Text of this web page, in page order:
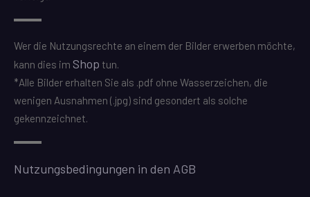
Wer die Nutzungsrechte an einem der Bilder erwerben möchte,
kann dies im Shop tun.
*Alle Bilder erhalten Sie als .pdf ohne Wasserzeichen, die
wenigen Ausnahmen (.jpg) sind gesondert als solche
gekennzeichnet.
Nutzungsbedingungen in den AGB